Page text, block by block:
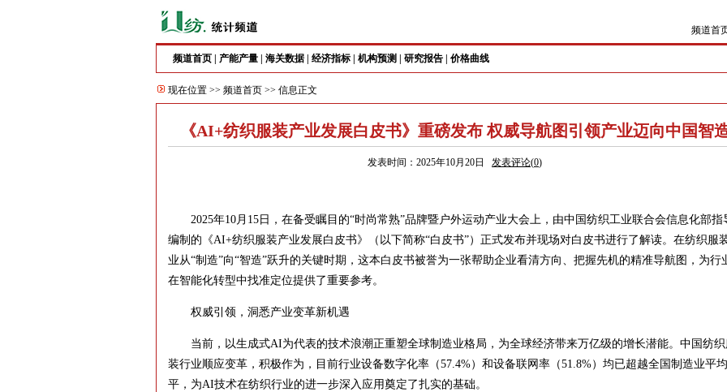
频道首
频道首页 产能产量 海关数据 经济指标 机构预测 研究报告 价格曲线
现在位置 >> 频道首页 >> 信息正文
《AI+纺织服装产业发展白皮书》重磅发布 权威导航图引领产业迈向中国智
发表时间：2025年10月20日 发表评论(0)
2025年10月15日，在备受瞩目的“时尚常熟”品牌暨户外运动产业大会上，由中国纺织工业联合会信息化部指
编制的《AI+纺织服装产业发展白皮书》（以下简称“白皮书”）正式发布并现场对白皮书进行了解读。在纺织服
业从“制造”向“智造”跃升的关键时期，这本白皮书被誉为一张帮助企业看清方向、把握先机的精准导航图，为行
在智能化转型中找准定位提供了重要参考。
权威引领，洞悉产业变革新机遇
当前，以生成式AI为代表的技术浪潮正重塑全球制造业格局，为全球经济带来万亿级的增长潜能。中国纺织
装行业顺应变革，积极作为，目前行业设备数字化率（57.4%）和设备联网率（51.8%）均已超越全国制造业平
平，为AI技术在纺织行业的进一步深入应用奠定了扎实的基础。